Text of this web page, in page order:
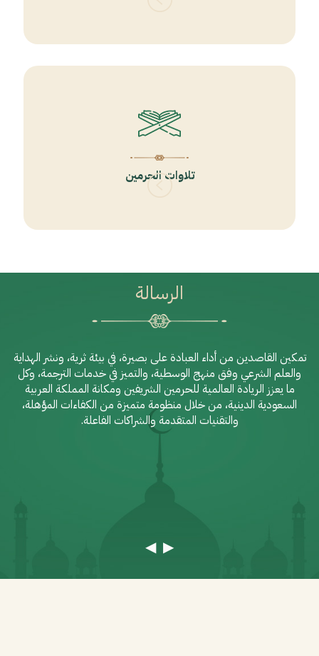
تلاوات الحرمين
◀ ▶
الرسالة
تمكين القاصدين من أداء العبادة على بصيرة، في بيئة ثرية، ونشر الهداية
والعلم الشرعي وفق منهج الوسطية، والتميز في خدمات الترجمة، وكل
ما يعزز الريادة العالمية للحرمين الشريفين ومكانة المملكة العربية
السعودية الدينية، من خلال منظومة متميزة من الكفاءات المؤهلة،
والتقنيات المتقدمة والشراكات الفاعلة.